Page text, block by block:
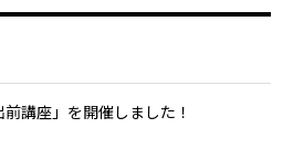
講座」を開催しました！